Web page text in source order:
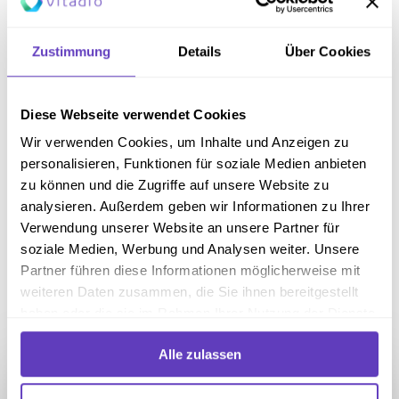
Zustimmung Details Über Cookies
Diese Webseite verwendet Cookies
Wir verwenden Cookies, um Inhalte und Anzeigen zu
personalisieren, Funktionen für soziale Medien anbieten
zu können und die Zugriffe auf unsere Website zu
analysieren. Außerdem geben wir Informationen zu Ihrer
Verwendung unserer Website an unsere Partner für
soziale Medien, Werbung und Analysen weiter. Unsere
Partner führen diese Informationen möglicherweise mit
weiteren Daten zusammen, die Sie ihnen bereitgestellt
gesammelt haben.
Alle zulassen
[…]
Weiterlesen
Normale Blutzuckerwerte liegen nüchtern unter 100
mg/dL (5,6 mmol/L). Nach dem Essen steigt der
Wert kurzzeitig an und sollte bei gesunden
Erwachsenen nach zwei Stunden wieder unter 140
mg/dL (7,8 mmol/L) fallen. Ein HbA1c-Wert unter
5,7 % gilt als unauffällig. […]
Weiterlesen